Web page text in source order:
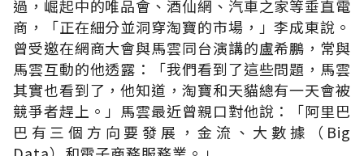
過，崛起中的唯品會、酒仙網、汽車之家等垂直電
商，「正在細分並洞穿淘寶的市場，」李成東說。
曾受邀在網商大會與馬雲同台演講的盧希鵬，常與
馬雲互動的他透露：「我們看到了這些問題，馬雲
其實也看到了，他知道，淘寶和天貓總有一天會被
競爭者趕上。」馬雲最近曾親口對他說：「阿里巴
巴有三個方向要發展，金流、大數據（Big